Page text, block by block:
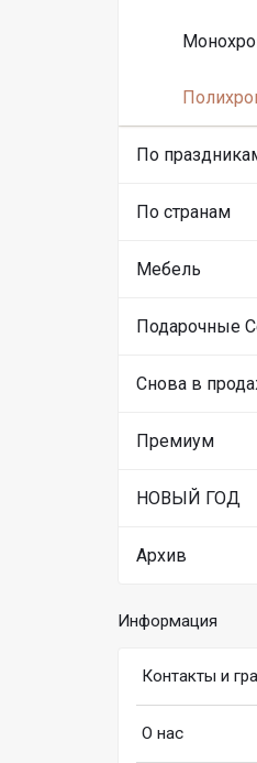
По
По странам
Мебель
Подарочные
Снова в
Премиум
НОВЫЙ ГОД
Архив
Информация
Контакты и
О нас